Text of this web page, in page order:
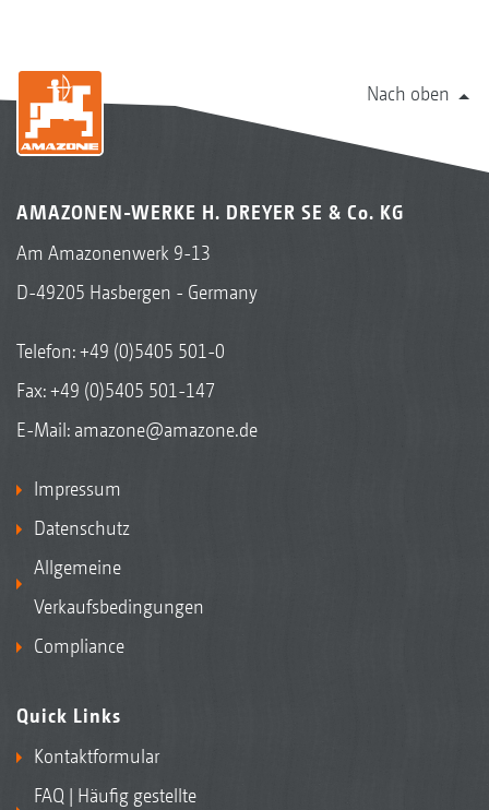
Nach oben
AMAZONEN-WERKE H. DREYER SE & Co. KG
Am Amazonenwerk 9-13
D-49205 Hasbergen - Germany
Telefon:+49 (0)5405 501-0
Fax: +49 (0)5405 501-147
E-Mail: amazone@amazone.de
Impressum
Datenschutz
Allgemeine
Verkaufsbedingungen
Compliance
Quick Links
Kontaktformular
FAQ | Häufig gestellte